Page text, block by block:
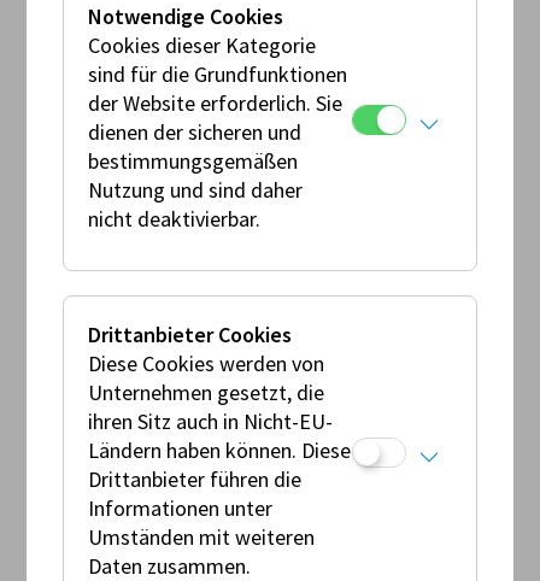
FIA Press release
FIA Karting
FIA Karting Press release
FIM Press release
Notwendige Cookies
Cookies dieser Kategorie
sind für die Grundfunktionen
der Website erforderlich. Sie
dienen der sicheren und
bestimmungsgemäßen
Nutzung und sind daher
nicht deaktivierbar.
Drittanbieter Cookies
Diese Cookies werden von
Unternehmen gesetzt, die
ihren Sitz auch in Nicht-EU-
Ländern haben können. Diese
Drittanbieter führen die
Informationen unter
Umständen mit weiteren
Daten zusammen.